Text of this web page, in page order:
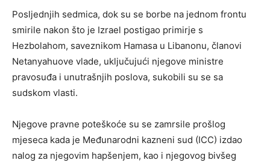
Posljednjih sedmica, dok su se borbe na jednom frontu
smirile nakon što je Izrael postigao primirje s
Hezbolahom, saveznikom Hamasa u Libanonu, članovi
Netanyahuove vlade, uključujući njegove ministre
pravosuđa i unutrašnjih poslova, sukobili su se sa
sudskom vlasti.
Njegove pravne poteškoće su se zamrsile prošlog
mjeseca kada je Međunarodni kazneni sud (ICC) izdao
nalog za njegovim hapšenjem, kao i njegovog bivšeg